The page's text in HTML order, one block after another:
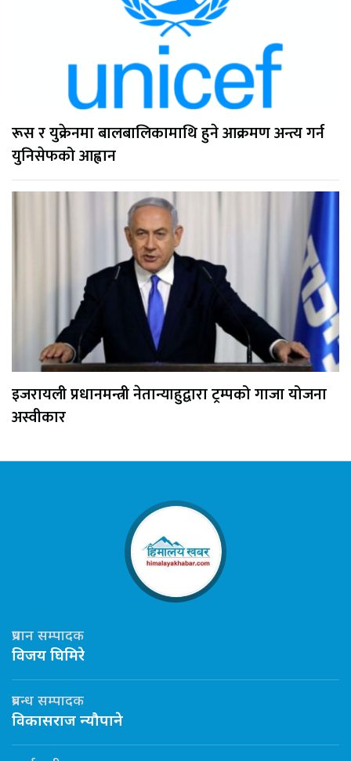
रूस र युक्रेनमा बालबालिकामाथि हुने आक्रमण अन्त्य गर्न
युनिसेफको आह्वान
इजरायली प्रधानमन्त्री नेतान्याहुद्वारा ट्रम्पको गाजा योजना
अस्वीकार
प्रधान सम्पादक
विजय घिमिरे
प्रबन्ध सम्पादक
विकासराज न्यौपाने